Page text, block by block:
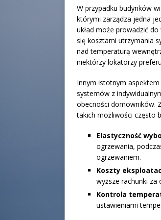
W przypadku budynków
którymi zarządza jedna
układ może prowadzić
się kosztami utrzymania
nad temperaturą
niektórzy lokatorzy
Innym istotnym
systemów z
obecności domowników.
takich możliwości często
Elastyczność
ogrzewania,
ogrzewaniem.
Koszty
wyższe rachunki za
Kontrola
ustawieniami